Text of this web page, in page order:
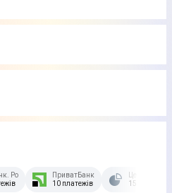
Розстрочка Скибочка.
ПриватБанк
10 платежів
15 платежів